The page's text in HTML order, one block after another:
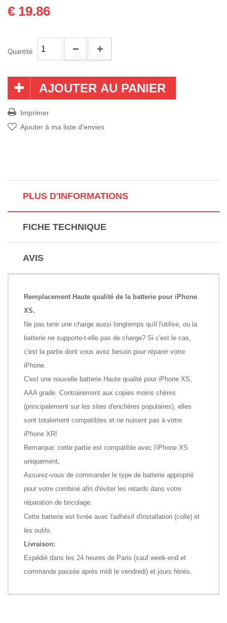
€ 19.86
Quantité
AJOUTER AU PANIER
Imprimer
Ajouter à ma liste d'envies
PLUS D'INFORMATIONS
FICHE TECHNIQUE
AVIS
Remplacement Haute qualité de la batterie pour iPhone
XS.
Ne pas tenir une charge aussi longtemps qu'il l'utilise, ou la
batterie ne supporte-t-elle pas de charge? Si c'est le cas,
c'est la partie dont vous avez besoin pour réparer votre
iPhone.
C'est une nouvelle batterie Haute qualité pour iPhone XS,
AAA grade. Contrairement aux copies moins chères
(principalement sur les sites d'enchères populaires), elles
sont totalement compatibles et ne nuisent pas à votre
iPhone XR!
Remarque: cette partie est compatible avec l'iPhone XS
uniquement.
Assurez-vous de commander le type de batterie approprié
pour votre combiné afin d'éviter les retards dans votre
réparation de bricolage.
Cette batterie est livrée avec l'adhésif d'installation (colle) et
les outils.
Livraison:
Expédié dans les 24 heures de Paris (sauf week-end et
commande passée après midi le vendredi) et jours fériés.